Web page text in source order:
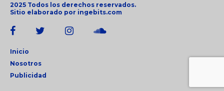
2025 Todos los derechos reservados.
Sitio elaborado por ingebits.com
Inicio
Nosotros
Publicidad